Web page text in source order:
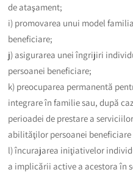
de ataşament;
i) promovarea unui model
beneficiare;
j) asigurarea unei îngrijiri
persoanei beneficiare;
k) preocuparea permanentă
integrare în familie sau, după
perioadei de prestare a
abilităţilor persoanei
l) încurajarea iniţiativelor
a implicării active a acestora în